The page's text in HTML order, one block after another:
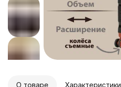
О товаре Характеристики